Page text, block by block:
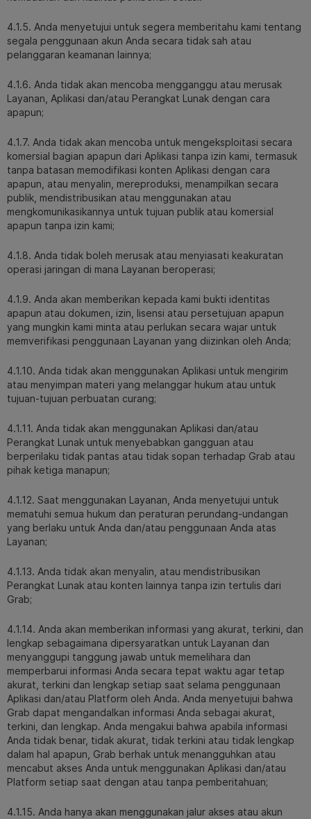
4.1.5. Anda menyetujui untuk segera memberitahu kami tentang
segala penggunaan akun Anda secara tidak sah atau
pelanggaran keamanan lainnya;
4.1.6. Anda tidak akan mencoba mengganggu atau merusak
Layanan, Aplikasi dan/atau Perangkat Lunak dengan cara
apapun;
4.1.7. Anda tidak akan mencoba untuk mengeksploitasi secara
komersial bagian apapun dari Aplikasi tanpa izin kami, termasuk
tanpa batasan memodifikasi konten Aplikasi dengan cara
apapun, atau menyalin, mereproduksi, menampilkan secara
publik, mendistribusikan atau menggunakan atau
mengkomunikasikannya untuk tujuan publik atau komersial
apapun tanpa izin kami;
4.1.8. Anda tidak boleh merusak atau menyiasati keakuratan
operasi jaringan di mana Layanan beroperasi;
4.1.9. Anda akan memberikan kepada kami bukti identitas
apapun atau dokumen, izin, lisensi atau persetujuan apapun
yang mungkin kami minta atau perlukan secara wajar untuk
memverifikasi penggunaan Layanan yang diizinkan oleh Anda;
4.1.10. Anda tidak akan menggunakan Aplikasi untuk mengirim
atau menyimpan materi yang melanggar hukum atau untuk
tujuan-tujuan perbuatan curang;
4.1.11. Anda tidak akan menggunakan Aplikasi dan/atau
Perangkat Lunak untuk menyebabkan gangguan atau
berperilaku tidak pantas atau tidak sopan terhadap Grab atau
pihak ketiga manapun;
4.1.12. Saat menggunakan Layanan, Anda menyetujui untuk
mematuhi semua hukum dan peraturan perundang-undangan
yang berlaku untuk Anda dan/atau penggunaan Anda atas
Layanan;
4.1.13. Anda tidak akan menyalin, atau mendistribusikan
Perangkat Lunak atau konten lainnya tanpa izin tertulis dari
Grab;
4.1.14. Anda akan memberikan informasi yang akurat, terkini, dan
lengkap sebagaimana dipersyaratkan untuk Layanan dan
menyanggupi tanggung jawab untuk memelihara dan
memperbarui informasi Anda secara tepat waktu agar tetap
akurat, terkini dan lengkap setiap saat selama penggunaan
Aplikasi dan/atau Platform oleh Anda. Anda menyetujui bahwa
Grab dapat mengandalkan informasi Anda sebagai akurat,
terkini, dan lengkap. Anda mengakui bahwa apabila informasi
Anda tidak benar, tidak akurat, tidak terkini atau tidak lengkap
dalam hal apapun, Grab berhak untuk menangguhkan atau
mencabut akses Anda untuk menggunakan Aplikasi dan/atau
Platform setiap saat dengan atau tanpa pemberitahuan;
4.1.15. Anda hanya akan menggunakan jalur akses atau akun